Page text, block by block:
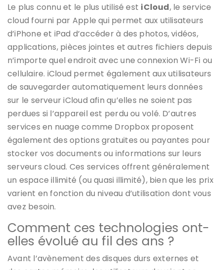
Le plus connu et le plus utilisé est iCloud, le service
cloud fourni par Apple qui permet aux utilisateurs
d’iPhone et iPad d’accéder à des photos, vidéos,
applications, pièces jointes et autres fichiers depuis
n’importe quel endroit avec une connexion Wi-Fi ou
cellulaire. iCloud permet également aux utilisateurs
de sauvegarder automatiquement leurs données
sur le serveur iCloud afin qu’elles ne soient pas
perdues si l’appareil est perdu ou volé. D’autres
services en nuage comme Dropbox proposent
également des options gratuites ou payantes pour
stocker vos documents ou informations sur leurs
serveurs cloud. Ces services offrent généralement
un espace illimité (ou quasi illimité), bien que les prix
varient en fonction du niveau d’utilisation dont vous
avez besoin.
Comment ces technologies ont-
elles évolué au fil des ans ?
Avant l’avènement des disques durs externes et